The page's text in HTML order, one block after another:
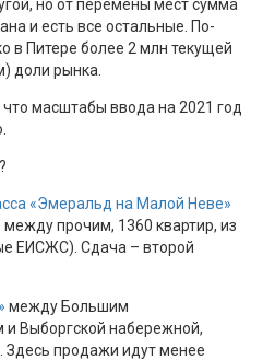
но от перемены мест сумма
и есть все остальные. По-
в Питере более 2 млн текущей
доли рынка.
масштабы ввода на 2021 год
«Эмеральд на Малой Неве»
прочим, 1360 квартир, из
ЕИСЖС). Сдача – второй
между Большим
Выборгской набережной,
Здесь продажи идут менее